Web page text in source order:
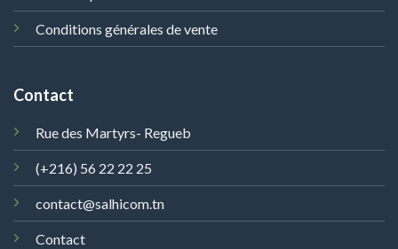
Conditions générales de vente
Contact
Rue des Martyrs- Regueb
(+216) 56 22 22 25
contact@salhicom.tn
Contact